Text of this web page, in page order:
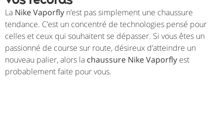
La Nike Vaporfly n’est pas simplement une chaussure
tendance. C’est un concentré de technologies pensé pour
celles et ceux qui souhaitent se dépasser. Si vous êtes un
passionné de course sur route, désireux d’atteindre un
nouveau palier, alors la chaussure Nike Vaporfly est
probablement faite pour vous.